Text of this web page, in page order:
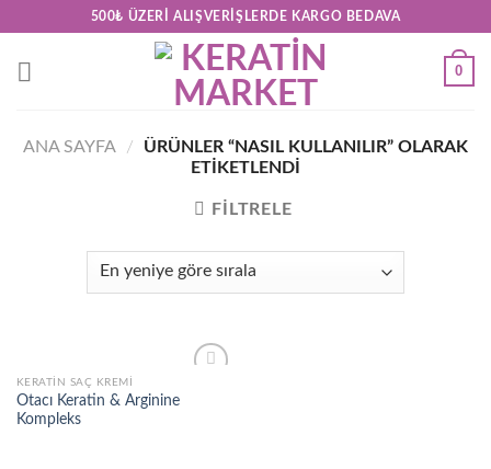
content
500₺ ÜZERI ALIŞVERIŞLERDE KARGO BEDAVA
0
ANA SAYFA /
ÜRÜNLER “NASIL KULLANILIR” OLARAK
ETIKETLENDI
FILTRELE
KERATIN SAÇ KREMI
Otacı Keratin & Arginine
Kompleks